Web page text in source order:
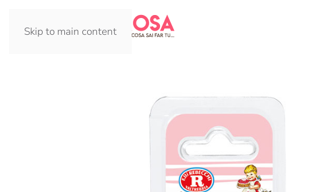
Skip to main content